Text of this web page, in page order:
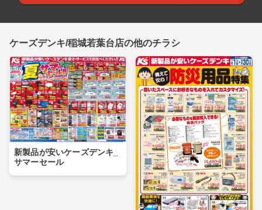
ケーズデンキ/稲城若葉台店の他のチラシ
新製品が安いケーズデンキ_
サマーセール